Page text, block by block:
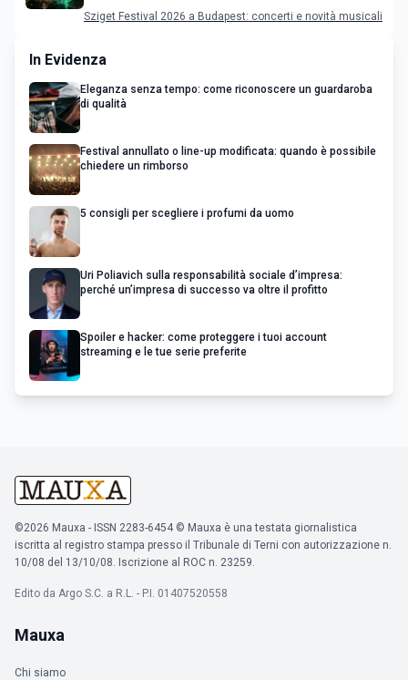
Sziget Festival 2026 a Budapest: concerti e novità musicali
In Evidenza
Eleganza senza tempo: come riconoscere un guardaroba
di qualità
Festival annullato o line-up modificata: quando è possibile
chiedere un rimborso
5 consigli per scegliere i profumi da uomo
Uri Poliavich sulla responsabilità sociale d’impresa:
perché un’impresa di successo va oltre il profitto
Spoiler e hacker: come proteggere i tuoi account
streaming e le tue serie preferite
©2026 Mauxa - ISSN 2283-6454 © Mauxa è una testata giornalistica
iscritta al registro stampa presso il Tribunale di Terni con autorizzazione n.
10/08 del 13/10/08. Iscrizione al ROC n. 23259.
Edito da Argo S.C. a R.L. - P.I. 01407520558
Mauxa
Chi siamo